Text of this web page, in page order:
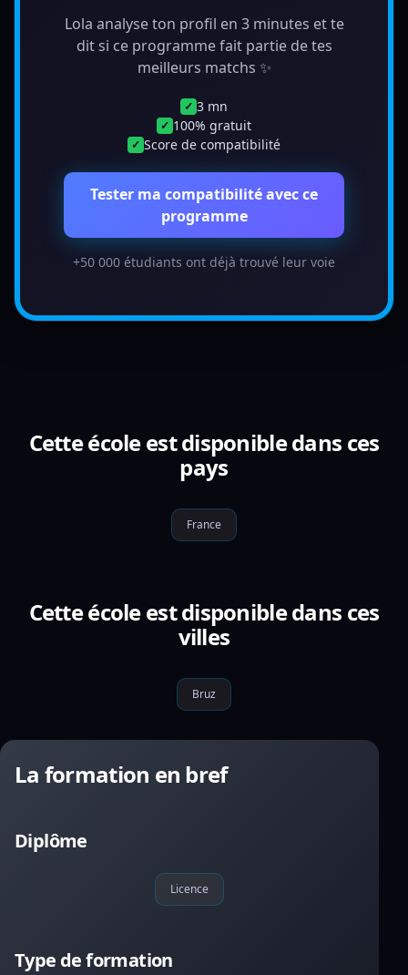
Lola analyse ton profil en 3 minutes et te
dit si ce programme fait partie de tes
meilleurs matchs ✨
✓ 3 mn
✓ 100% gratuit
✓ Score de compatibilité
Tester ma compatibilité avec ce
programme
+50 000 étudiants ont déjà trouvé leur voie
Cette école est disponible dans ces
pays
France
Cette école est disponible dans ces
villes
Bruz
La formation en bref
Diplôme
Licence
Type de formation